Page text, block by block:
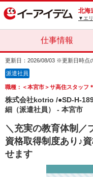
北海
▼エ
仕事情報
更新日：2026/08/03 ※更新日時点
派遣社員
職種：＜本宮市＞サ高住スタッフ
株式会社kotrio /●SD-H-
細（派遣社員） - 本宮市
＼充実の教育体制
資格取得制度あり♪
せます